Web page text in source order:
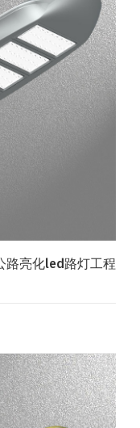
路亮化led路灯工程